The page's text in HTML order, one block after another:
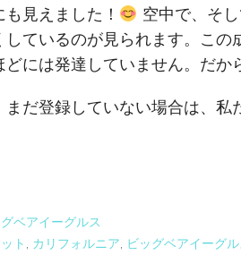
見えました！
空中で、そ
しているのが見られます。こ
どには発達していません。だか
まだ登録していない場合は、私
ベアイーグルス
ト , カリフォルニア, ビッグベアイーグル